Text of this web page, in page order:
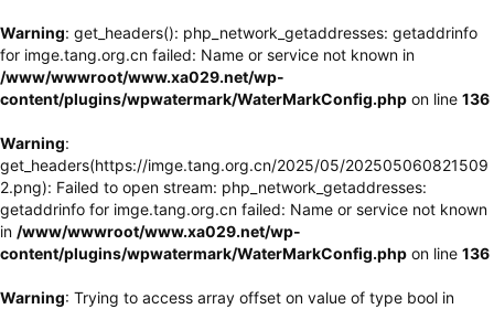
Warning: get_headers(): php_network_getaddresses: getaddrinfo
for imge.tang.org.cn failed: Name or service not known in
/www/wwwroot/www.xa029.net/wp-
content/plugins/wpwatermark/WaterMarkConfig.php on line 136
Warning:
get_headers(https://imge.tang.org.cn/2025/05/202505060821509
2.png): Failed to open stream: php_network_getaddresses:
getaddrinfo for imge.tang.org.cn failed: Name or service not known
in /www/wwwroot/www.xa029.net/wp-
content/plugins/wpwatermark/WaterMarkConfig.php on line 136
Warning: Trying to access array offset on value of type bool in